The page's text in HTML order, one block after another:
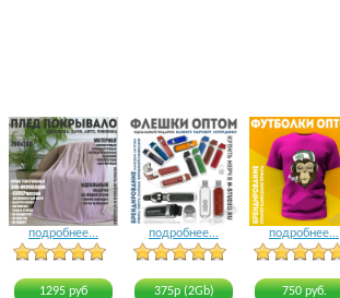
18 голосов
подробнее...
20 голосов
1295 руб
подробнее...
22 голоса
375р (2Gb)
подробнее...
750 руб.